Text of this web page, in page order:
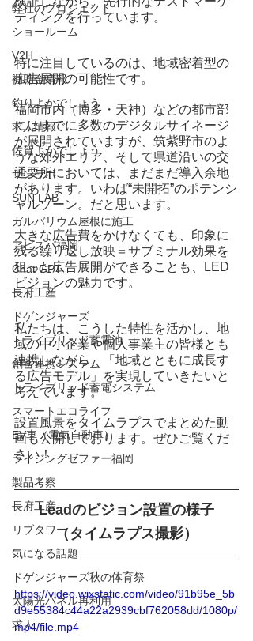
弊社のプロジェクト
ショールーム
V2H
補助金情報
釣りよかでしょう
求人情報
佐賀よかでしょう
サンラボ
SUN LAB
ガルバリウム屋根に施工
アビスパ福岡
Chat GPT
長府工産
ドゲンジャーズ
トライブリッド蓄電池
創蓄連携システム
トライブリッド蓄電システム
スマートエコライフ
EV車（電気自動車）
ライジングゼファー福岡
製品考察
長府工産
リブタワー
気になる話題
ドゲンジャーズ秋の体育祭
太陽光パネル再利用
求人
ティングを行っています。
特に注目しているのは、地域密着型の
広告展開の可能性です。
福岡市内（博多・天神）などの都市部
にはすでに多数のデジタルサイネージ
が展開されていますが、筑紫野市のよ
うな郊外エリア、そして県道沿いの交
通要所においては、まだまだ導入余地
があります。いわば“未開拓”のポテンシ
ャルゾーン。だと思います。
大きな広告費をかけなくても、印象に
残る繰り返し放映＝サブミナル効果を
狙った広告展開ができることも、LED
ビジョンの魅力です。
私たちは、こうした特性を活かし、地
域の中小企業や個人事業主の皆様とも
連携しながら、「地域とともに成長す
る広告モデル」を実現していきたいと
考えています。
設置風景をタイムラプスでまとめた動
画も公開しております。ぜひご覧くだ
さい！
Leadのビジョン設置の様子
（タイムラプス撮影）
https://video.wixstatic.com/video/91b95e_5b
d9e55384c44a22a2939cbf762058dd/1080p/
mp4/file.mp4